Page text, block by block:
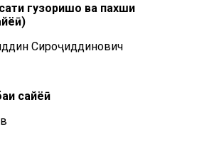
гузоришҳо ва пахши
Сироҷиддинович
сайёҳӣ